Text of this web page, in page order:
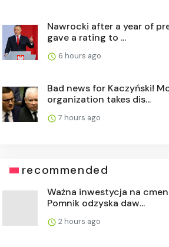
Nawrocki after a year of
gave a rating to ...
6 hours ago
Bad news for Kaczyński!
organization takes dis...
7 hours ago
recommended
Ważna inwestycja na
Pomnik odzyska daw...
2 hours ago